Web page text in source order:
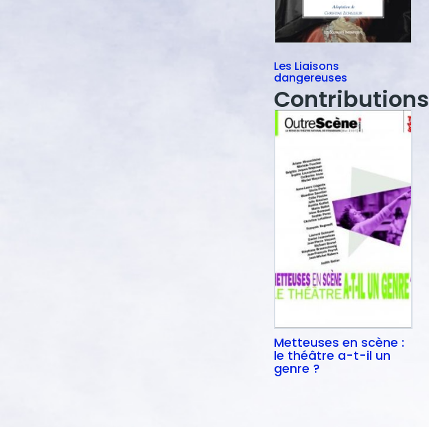
Les Liaisons
dangereuses
Contributions
Metteuses en scène :
le théâtre a-t-il un
genre ?